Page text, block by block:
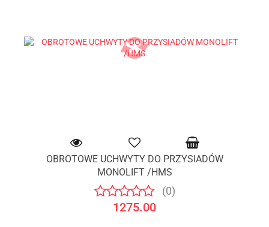
OBROTOWE UCHWYTY DO PRZYSIADÓW
MONOLIFT /HMS
(0)
1275.00